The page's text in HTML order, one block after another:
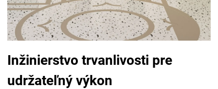
Inžinierstvo trvanlivosti pre
udržateľný výkon